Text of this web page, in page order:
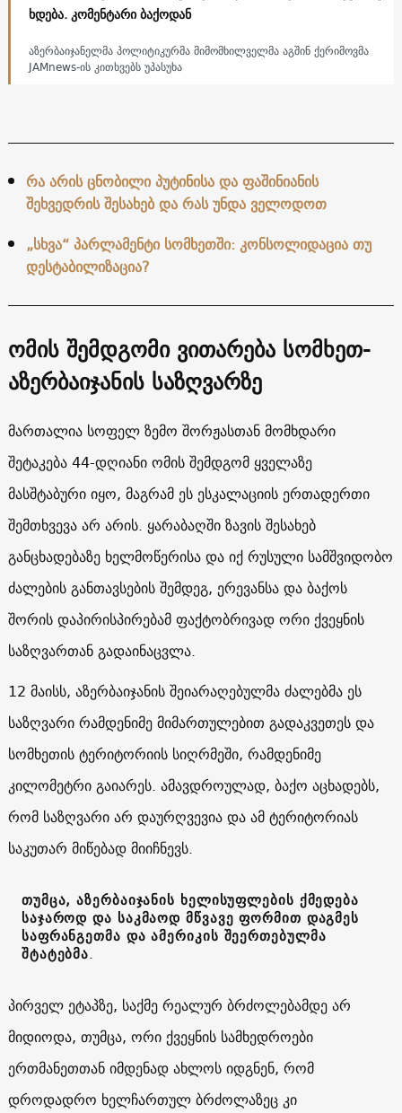
ხდება. კომენტარი ბაქოდან
აზერბაიჯანელმა პოლიტიკურმა მიმომხილველმა აგშინ ქერიმოვმა
JAMnews-ის კითხვებს უპასუხა
რა არის ცნობილი პუტინისა და ფაშინიანის
შეხვედრის შესახებ და რას უნდა ველოდოთ
„სხვა“ პარლამენტი სომხეთში: კონსოლიდაცია თუ
დესტაბილიზაცია?
ომის შემდგომი ვითარება სომხეთ-
აზერბაიჯანის საზღვარზე
მართალია სოფელ ზემო შორჟასთან მომხდარი
შეტაკება 44-დღიანი ომის შემდგომ ყველაზე
მასშტაბური იყო, მაგრამ ეს ესკალაციის ერთადერთი
შემთხვევა არ არის. ყარაბაღში ზავის შესახებ
განცხადებაზე ხელმოწერისა და იქ რუსული სამშვიდობო
ძალების განთავსების შემდეგ, ერევანსა და ბაქოს
შორის დაპირისპირებამ ფაქტობრივად ორი ქვეყნის
საზღვართან გადაინაცვლა.
12 მაისს, აზერბაიჯანის შეიარაღებულმა ძალებმა ეს
საზღვარი რამდენიმე მიმართულებით გადაკვეთეს და
სომხეთის ტერიტორიის სიღრმეში, რამდენიმე
კილომეტრი გაიარეს. ამავდროულად, ბაქო აცხადებს,
რომ საზღვარი არ დაურღვევია და ამ ტერიტორიას
საკუთარ მიწებად მიიჩნევს.
თუმცა, აზერბაიჯანის ხელისუფლების ქმედება
საჯაროდ და საკმაოდ მწვავე ფორმით დაგმეს
საფრანგეთმა და ამერიკის შეერთებულმა
შტატებმა.
პირველ ეტაპზე, საქმე რეალურ ბრძოლებამდე არ
მიდიოდა, თუმცა, ორი ქვეყნის სამხედროები
ერთმანეთთან იმდენად ახლოს იდგნენ, რომ
დროდადრო ხელჩართულ ბრძოლაზეც კი